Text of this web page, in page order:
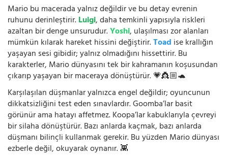
Mario bu macerada yalnız değildir ve bu detay evrenin
ruhunu derinleştirir.Luigi, daha temkinli yapısıyla riskleri
azaltan bir denge unsurudur.Yoshi, ulaşılması zor alanları
mümkün kılarak hareket hissini değiştirir.Toad ise krallığın
yaşayan sesi gibidir; yalnız olmadığını hissettirir. Bu
karakterler, Mario dünyasını tek bir kahramanın koşusundan
çıkarıp yaşayan bir maceraya dönüştürür. 💗👸🏼🐢
Karşılaşılan düşmanlar yalnızca engel değildir; oyuncunun
dikkatsizliğini test eden sınavlardır. Goomba’lar basit
görünür ama hatayı affetmez. Koopa’lar kabuklarıyla çevreyi
bir silaha dönüştürür. Bazı anlarda kaçmak, bazı anlarda
düşmanı bilinçli kullanmak gerekir. Bu yüzden Mario dünyası
ezberle değil, okuyarak oynanır. 👾